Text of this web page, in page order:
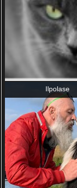
Ilpolase